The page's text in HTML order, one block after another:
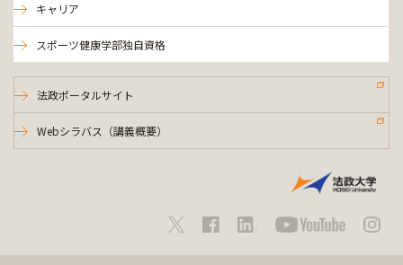
キャリア
スポーツ健康学部独自資格
法政ポータルサイト
Webシラバス（講義概要）